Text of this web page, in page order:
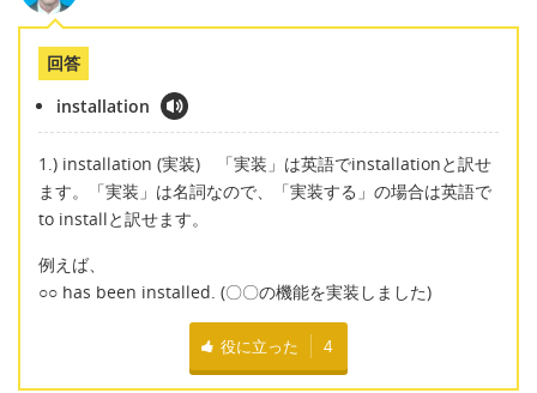
回答
installation
1.) installation (実装) 「実装」は英語でinstallationと訳せ
ます。「実装」は名詞なので、「実装する」の場合は英語で
to installと訳せます。
例えば、
○○ has been installed. (〇〇の機能を実装しました)
役に立った 4